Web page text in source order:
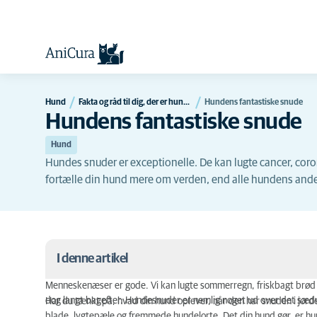
Hund Fakta og råd til dig, der er hundeejer Hundens fantastiske snude
Hundens fantastiske snude
Hund
Hundes snuder er exceptionelle. De kan lugte cancer,
fortælle din hund mere om verden, end alle hundens
I denne artikel
Hvordan virker hundens snude?
Menneskenæser er gode. Vi kan lugte sommerregn, friskbagt
dog langt bagefter. Hundesnuder er nemlig noget ud over det
Har du tænkt på, hvad din hund oplever, når den har snuden i